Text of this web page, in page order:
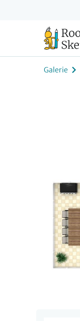
Galerie